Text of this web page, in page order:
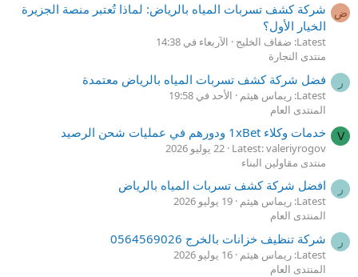
ض
شركة كشف تسربات المياه بالرياض: لماذا تُعتبر منصة الجزيرة
الخيار الأول؟
Latest: ضفاف الخليج
اﻵربعاء في 14:38
منتدى النجارة
ر فضل شركة كشف تسربات المياه بالرياض معتمدة
Latest: ريماس هيثم
الأحد في 19:58
المنتدى العام
V خدمات وكلاء 1xBet ودورهم في عمليات شحن الرصيد
Latest: valeriyrogov 22 يوليو 2026
منتدى مقاولين البناء
ر افضل شركة كشف تسربات المياه بالرياض
Latest: ريماس هيثم
19 يوليو 2026
المنتدى العام
ر شركة تنظيف خزانات بالخرج 0564569026
Latest: ريماس هيثم
16 يوليو 2026
المنتدى العام